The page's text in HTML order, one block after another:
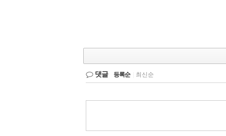
댓글 등록순 최신순